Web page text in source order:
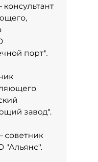
консультант
порт".
завод".
советник